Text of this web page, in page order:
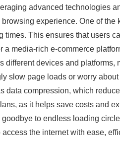
advanced technologies
experience. One of
This ensures that users
media-rich e-commerce
devices and platforms,
slow page loads or worry
compression, which
as it helps save costs and
to endless loading
the internet with ease,